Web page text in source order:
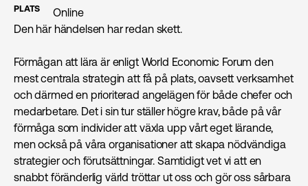
PLATS
Online
Den här händelsen har redan skett.
Förmågan att lära är enligt World Economic Forum den
mest centrala strategin att få på plats, oavsett verksamhet
och därmed en prioriterad angelägen för både chefer och
medarbetare. Det i sin tur ställer högre krav, både på vår
förmåga som individer att växla upp vårt eget lärande,
men också på våra organisationer att skapa nödvändiga
strategier och förutsättningar. Samtidigt vet vi att en
snabbt föränderlig värld tröttar ut oss och gör oss sårbara